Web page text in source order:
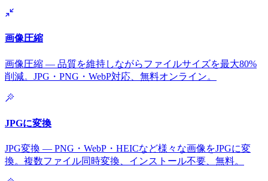
画像圧縮
画像圧縮 — 品質を維持しながらファイルサイズを最大80%
削減。JPG・PNG・WebP対応、無料オンライン。
JPGに変換
JPG変換 — PNG・WebP・HEICなど様々な画像をJPGに変
換。複数ファイル同時変換、インストール不要、無料。